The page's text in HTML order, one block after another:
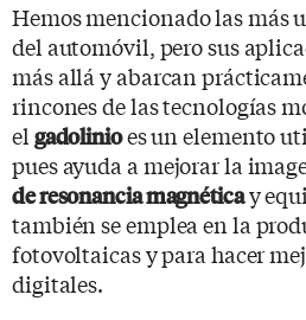
Hemos mencionado las más
del automóvil, pero sus
más allá y abarcan
rincones de las tecnologías
el gadolinioes un elemento
pues ayuda a mejorar la
de resonancia magnéticay
también se emplea en la
fotovoltaicas y para hacer
digitales.